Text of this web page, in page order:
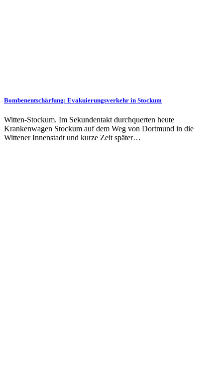
Bombenentschärfung: Evakuierungsverkehr in Stockum
Witten-Stockum. Im Sekundentakt durchquerten heute
Krankenwagen Stockum auf dem Weg von Dortmund in die
Wittener Innenstadt und kurze Zeit später…